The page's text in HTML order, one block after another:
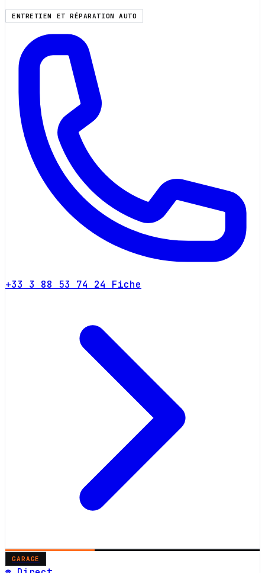
ENTRETIEN ET RÉPARATION AUTO
+33 3 88 53 74 24 Fiche
GARAGE